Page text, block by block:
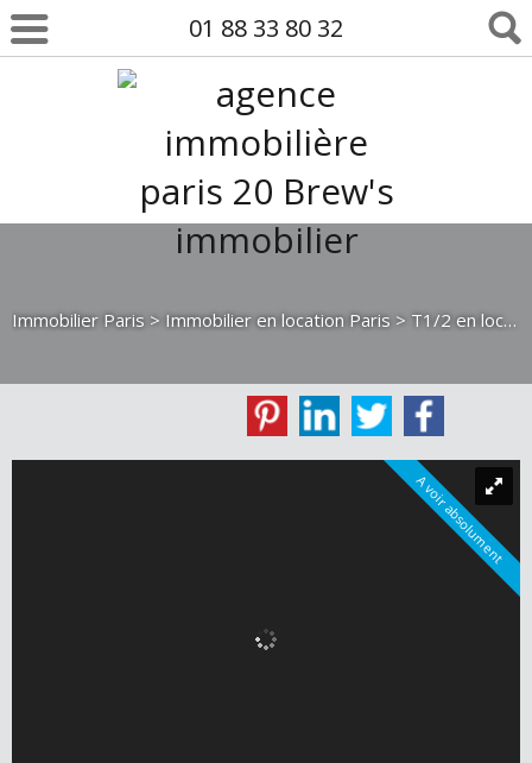
01 88 33 80 32
Immobilier Paris > Immobilier en location Paris > T1/2 en location Paris
A voir absolument